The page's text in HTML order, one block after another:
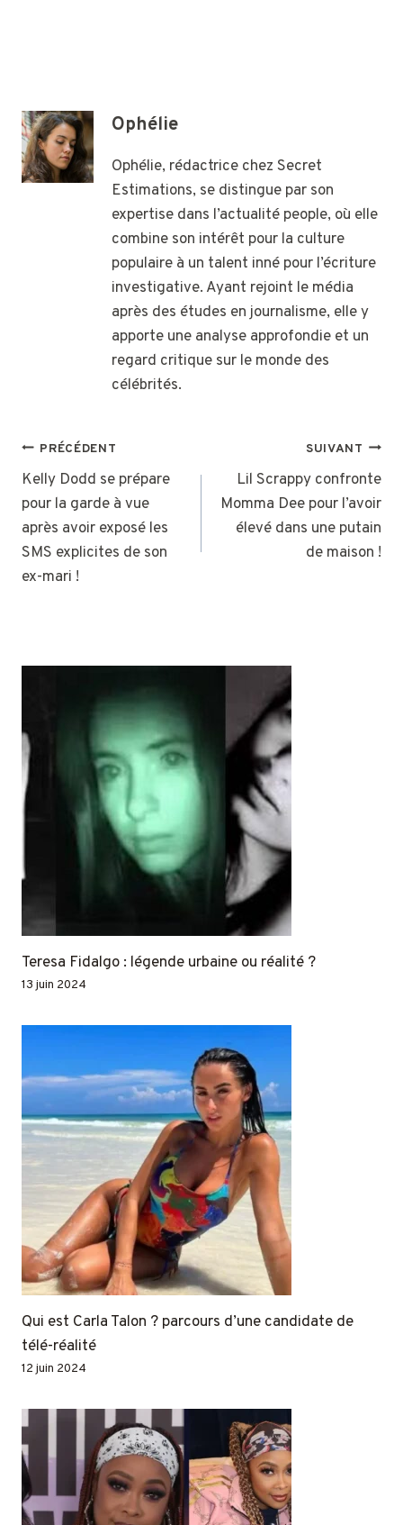
Ophélie
Ophélie, rédactrice chez Secret
Estimations, se distingue par son
expertise dans l’actualité people, où elle
combine son intérêt pour la culture
populaire à un talent inné pour l’écriture
investigative. Ayant rejoint le média
après des études en journalisme, elle y
apporte une analyse approfondie et un
regard critique sur le monde des
célébrités.
NAVIGATION
DE
L’ARTICLE
PRÉCÉDENT
Kelly Dodd se prépare
pour la garde à vue
après avoir exposé les
SMS explicites de son
ex-mari !
SUIVANT
Lil Scrappy confronte
Momma Dee pour l’avoir
élevé dans une putain
de maison !
Teresa Fidalgo : légende urbaine ou réalité ?
13 juin 2024
Qui est Carla Talon ? parcours d’une candidate de
télé-réalité
12 juin 2024